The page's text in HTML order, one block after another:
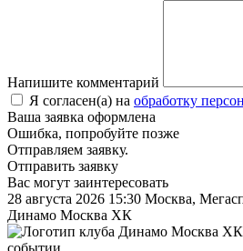
Напишите комментарий
Я согласен(а) на обработку
Ваша заявка оформлена
Ошибка, попробуйте позже
Отправляем заявку.
Отправить заявку
Вас могут заинтересовать
28 августа 2026 15:30 Москва,
Динамо Москва ХК